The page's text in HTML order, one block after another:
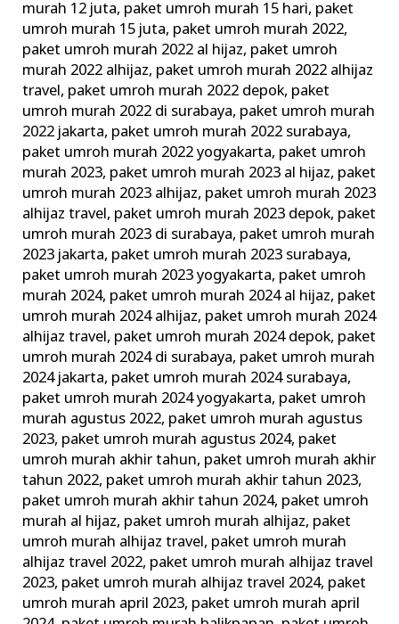
murah 12 juta, paket umroh murah 15 hari, paket
umroh murah 15 juta, paket umroh murah 2022,
paket umroh murah 2022 al hijaz, paket umroh
murah 2022 alhijaz, paket umroh murah 2022 alhijaz
travel, paket umroh murah 2022 depok, paket
umroh murah 2022 di surabaya, paket umroh murah
2022 jakarta, paket umroh murah 2022 surabaya,
paket umroh murah 2022 yogyakarta, paket umroh
murah 2023, paket umroh murah 2023 al hijaz, paket
umroh murah 2023 alhijaz, paket umroh murah 2023
alhijaz travel, paket umroh murah 2023 depok, paket
umroh murah 2023 di surabaya, paket umroh murah
2023 jakarta, paket umroh murah 2023 surabaya,
paket umroh murah 2023 yogyakarta, paket umroh
murah 2024, paket umroh murah 2024 al hijaz, paket
umroh murah 2024 alhijaz, paket umroh murah 2024
alhijaz travel, paket umroh murah 2024 depok, paket
umroh murah 2024 di surabaya, paket umroh murah
2024 jakarta, paket umroh murah 2024 surabaya,
paket umroh murah 2024 yogyakarta, paket umroh
murah agustus 2022, paket umroh murah agustus
2023, paket umroh murah agustus 2024, paket
umroh murah akhir tahun, paket umroh murah akhir
tahun 2022, paket umroh murah akhir tahun 2023,
paket umroh murah akhir tahun 2024, paket umroh
murah al hijaz, paket umroh murah alhijaz, paket
umroh murah alhijaz travel, paket umroh murah
alhijaz travel 2022, paket umroh murah alhijaz travel
2023, paket umroh murah alhijaz travel 2024, paket
umroh murah april 2023, paket umroh murah april